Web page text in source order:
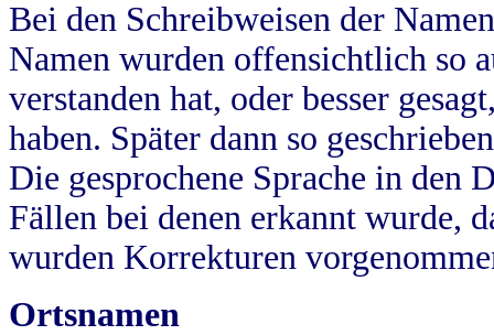
Bei den Schreibweisen der
Namen wurden offensichtlich so
verstanden hat, oder besser
haben. Später dann so
Die gesprochene Sprache in
Fällen bei denen erkannt wurde,
wurden Korrekturen
Ortsnamen